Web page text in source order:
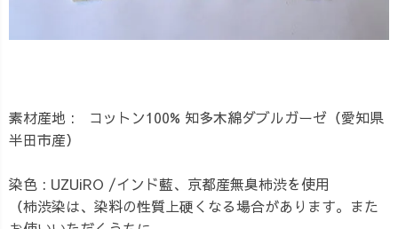
素材産地 : コットン100% 知多木綿ダブルガーゼ（愛知県
半田市産）
染色 : UZUiRO /インド藍、京都産無臭柿渋を使用
（柿渋染は、染料の性質上硬くなる場合があります。また